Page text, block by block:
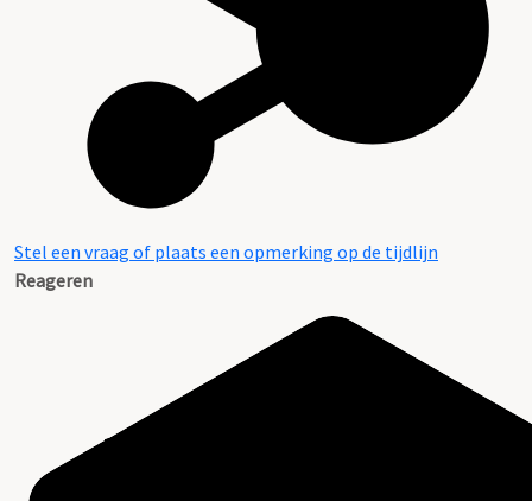
Stel een vraag of plaats een opmerking op de tijdlijn
Reageren